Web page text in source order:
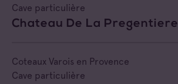
Cave particulière
Chateau De La Pregentiere
Coteaux Varois en Provence
Cave particulière